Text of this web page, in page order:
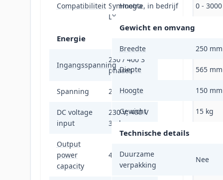
Compatibiliteit Symmetra
LX
Energie
Ingangsspanning
230 / 400 3
phases
Spanning 230 V
DC voltage
input
230 V; 400 V
3 phases
Output
power
capacity
4 kVA
Hoogte, in bedrijf 0 -
Gewicht en omvang
Breedte 250 mm
Diepte 565 mm
Hoogte 150 mm
Gewicht 15 kg
Technische details
Duurzame
verpakking
Nee